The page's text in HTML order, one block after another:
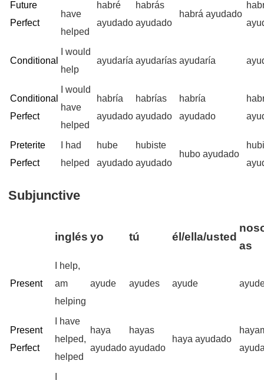
Future
Perfect
have
helped
habré
ayudado
habrás
ayudado
habrá ayudado
Conditional
I would
help
ayudaría ayudarías ayudaría
Conditional
Perfect
I would
have
helped
habría
ayudado
habrías
ayudado
habría
ayudado
Preterite
Perfect
I had
helped
hube
ayudado
hubiste
ayudado
hubo ayudado
Subjunctive
inglés yo tú él/ella/usted
as
Present
I help,
am
helping
ayude ayudes ayude
Present
Perfect
I have
helped,
helped
haya
ayudado
hayas
ayudado
haya ayudado